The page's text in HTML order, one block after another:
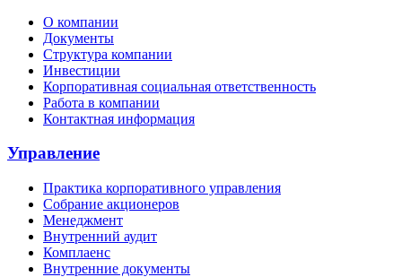
О компании
Документы
Структура компании
Инвестиции
Корпоративная социальная ответственность
Работа в компании
Контактная информация
Управление
Практика корпоративного управления
Собрание акционеров
Менеджмент
Внутренний аудит
Комплаенс
Внутренние документы